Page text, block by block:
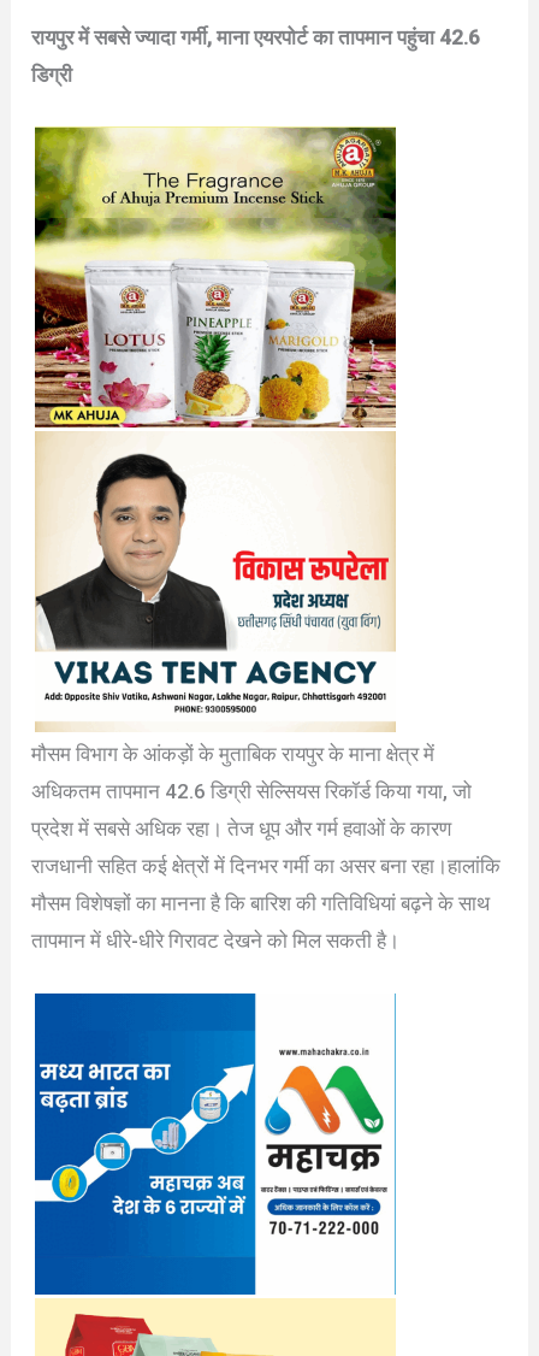
रायपुर में सबसे ज्यादा गर्मी, माना एयरपोर्ट का तापमान पहुंचा 42.6
डिग्री
मौसम विभाग के आंकड़ों के मुताबिक रायपुर के माना क्षेत्र में
अधिकतम तापमान 42.6 डिग्री सेल्सियस रिकॉर्ड किया गया, जो
प्रदेश में सबसे अधिक रहा। तेज धूप और गर्म हवाओं के कारण
राजधानी सहित कई क्षेत्रों में दिनभर गर्मी का असर बना रहा।हालांकि
मौसम विशेषज्ञों का मानना है कि बारिश की गतिविधियां बढ़ने के साथ
तापमान में धीरे-धीरे गिरावट देखने को मिल सकती है।